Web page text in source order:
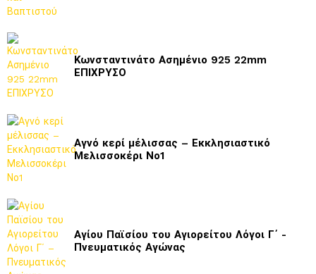
Κωνσταντινάτο Ασημένιο 925 22mm
ΕΠΙΧΡΥΣΟ
Αγνό κερί μέλισσας – Εκκλησιαστικό
Μελισσοκέρι Νο1
Αγίου Παϊσίου του Αγιορείτου Λόγοι Γ΄ -
Πνευματικός Αγώνας